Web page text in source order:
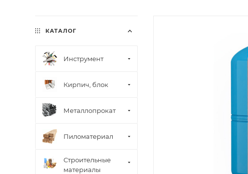
КАТАЛОГ
Инструмент
Кирпич, блок
Металлопрокат
Пиломатериал
Строительные
материалы